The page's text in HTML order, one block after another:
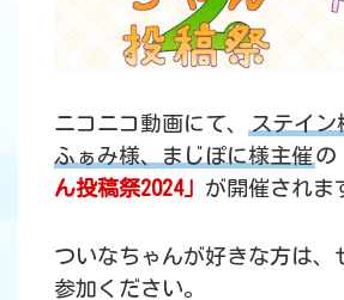
ニコニコ動画にて、
ステイン
ふぁみ様、まじぽに様主催 の
ん投稿祭2024」 が開催されま
ついなちゃんが好きな方は、
参加ください。